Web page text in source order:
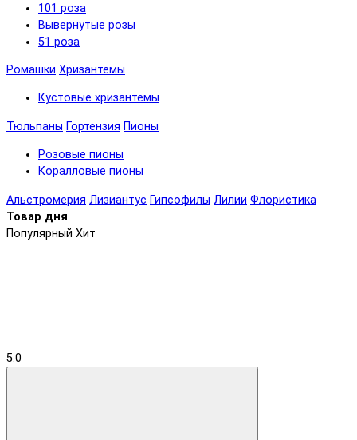
101 роза
Вывернутые розы
51 роза
Ромашки Хризантемы
Кустовые хризантемы
Тюльпаны Гортензия Пионы
Розовые пионы
Коралловые пионы
Альстромерия Лизиантус Гипсофилы Лилии Флористика
Товар дня
Популярный Хит
5.0